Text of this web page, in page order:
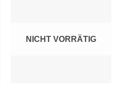
NICHT VORRÄTIG